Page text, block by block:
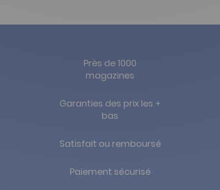
Près de 1000
magazines
Garanties des prix les +
bas
Satisfait ou remboursé
Paiement sécurisé